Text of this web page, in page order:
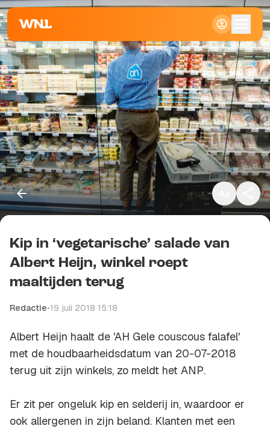
Klein
Standaard
Groot
Kopieer link
Kip in ‘vegetarische’ salade van
Albert Heijn, winkel roept
maaltijden terug
Redactie•19 juli 2018 15:18
Albert Heijn haalt de 'AH Gele couscous falafel'
met de houdbaarheidsdatum van 20-07-2018
terug uit zijn winkels, zo meldt het ANP.
Er zit per ongeluk kip en selderij in, waardoor er
ook allergenen in zijn beland. Klanten met een